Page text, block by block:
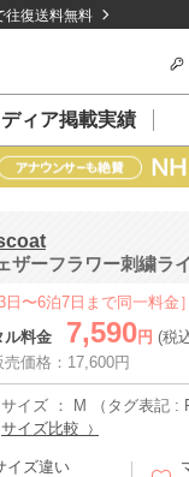
往復送料無料
ディア掲載実績
ザーフラワー刺繍ラ
3日〜6泊7日まで同一料金］
ル料金
7,590 円 (税
売価格：17,600円
サイズ ： M （タグ表記 : F
サイズ比較
イズ違い